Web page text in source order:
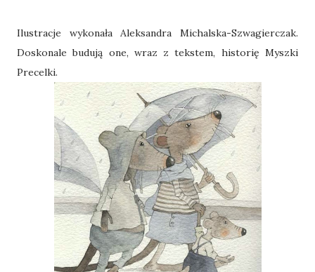
Ilustracje wykonała Aleksandra Michalska-Szwagierczak.
Doskonale budują one, wraz z tekstem, historię Myszki
Precelki.